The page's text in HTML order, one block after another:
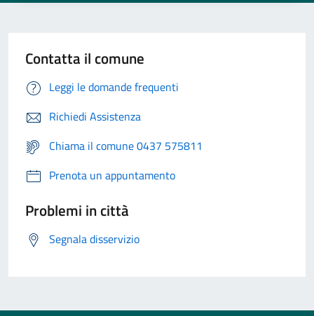
Contatta il comune
Leggi le domande frequenti
Richiedi Assistenza
Chiama il comune 0437 575811
Prenota un appuntamento
Problemi in città
Segnala disservizio